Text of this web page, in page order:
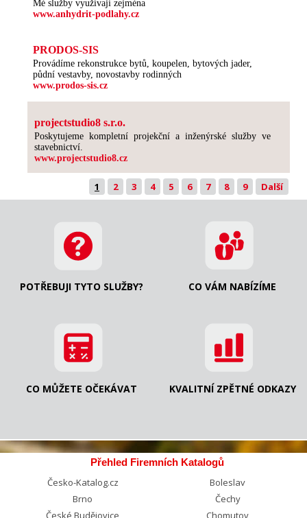
Mé služby využívají zejména
www.anhydrit-podlahy.cz
PRODOS-SIS
Provádíme rekonstrukce bytů, koupelen, bytových jader,
půdní vestavby, novostavby rodinných
www.prodos-sis.cz
projectstudio8 s.r.o.
Poskytujeme kompletní projekční a inženýrské služby ve
stavebnictví.
www.projectstudio8.cz
1 2 3 4 5 6 7 8 9 Další
POTŘEBUJI TYTO SLUŽBY? CO VÁM NABÍZÍME
CO MŮŽETE OČEKÁVAT KVALITNÍ ZPĚTNÉ ODKAZY
Přehled Firemních Katalogů
Česko-Katalog.cz
Boleslav
Brno
Čechy
České Budějovice
Chomutov